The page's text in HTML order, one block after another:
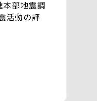
本部地震調
活動の評